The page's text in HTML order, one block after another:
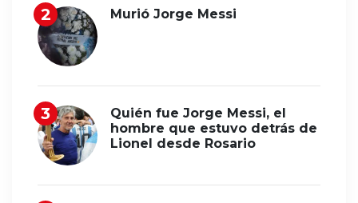
Murió Jorge Messi
Quién fue Jorge Messi, el
hombre que estuvo detrás de
Lionel desde Rosario